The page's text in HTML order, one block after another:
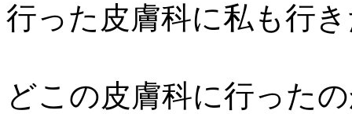
行った皮膚科に私も行
どこの皮膚科に行った